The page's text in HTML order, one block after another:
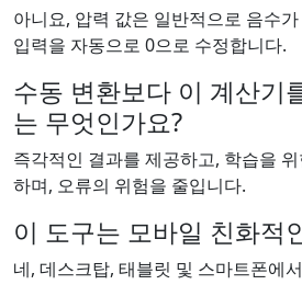
아니요, 압력 값은 일반적으로 음수
입력을 자동으로 0으로 수정합니다.
수동 변환보다 이 계산기
는 무엇인가요?
즉각적인 결과를 제공하고, 학습을
하며, 오류의 위험을 줄입니다.
이 도구는 모바일 친화적
네, 데스크탑, 태블릿 및 스마트폰에